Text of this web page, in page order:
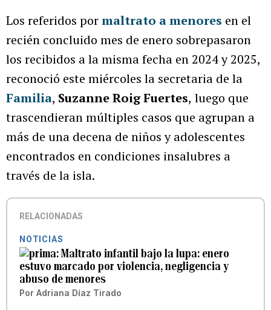
Los referidos pormaltrato a menores en el
recién concluido mes de enero sobrepasaron
los recibidos a la misma fecha en 2024 y 2025,
reconoció este miércoles la secretaria de la
Familia, Suzanne Roig Fuertes, luego que
trascendieran múltiples casos que agrupan a
más de una decena de niños y adolescentes
encontrados en condiciones insalubres a
través de la isla.
RELACIONADAS
NOTICIAS
Maltrato infantil bajo la lupa: enero
estuvo marcado por violencia, negligencia y
abuso de menores
Por Adriana Díaz Tirado